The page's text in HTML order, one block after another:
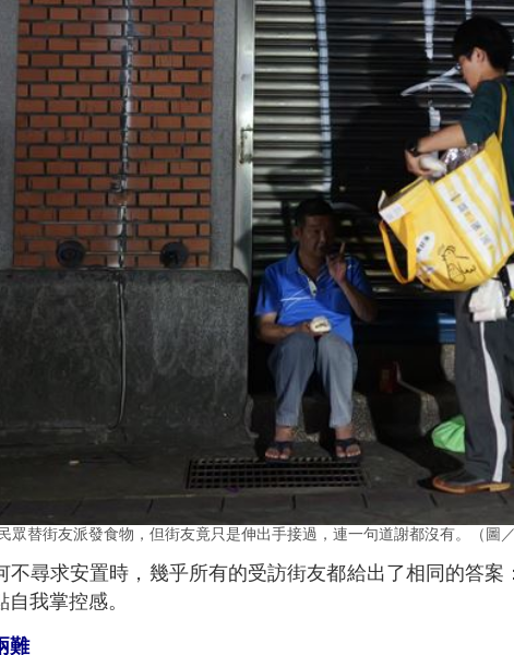
眾替街友派發食物，但街友竟只是伸出手接過，連一句道謝都沒有。（圖／
不尋求安置時，幾乎所有的受訪街友都給出了相同的答
我掌控感。
難